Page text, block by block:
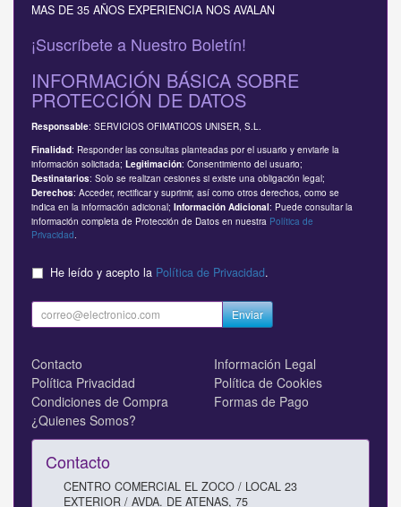
MAS DE 35 AÑOS EXPERIENCIA NOS AVALAN
¡Suscríbete a Nuestro Boletín!
INFORMACIÓN BÁSICA SOBRE
PROTECCIÓN DE DATOS
Responsable: SERVICIOS OFIMATICOS UNISER, S.L.
Finalidad: Responder las consultas planteadas por el usuario y enviarle la
información solicitada; Legitimación: Consentimiento del usuario;
Destinatarios: Solo se realizan cesiones si existe una obligación legal;
Derechos: Acceder, rectificar y suprimir, así como otros derechos, como se
indica en la información adicional; Información Adicional: Puede consultar la
información completa de Protección de Datos en nuestra Política de
Privacidad
He leído y acepto la Política de Privacidad.
Enviar
Contacto
Información Legal
Política Privacidad
Política de Cookies
Condiciones de Compra
Formas de Pago
¿Quienes Somos?
Contacto
CENTRO COMERCIAL EL ZOCO / LOCAL 23
EXTERIOR / AVDA. DE ATENAS, 75